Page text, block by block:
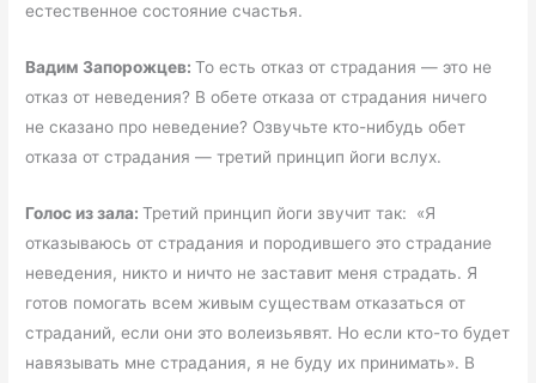
естественное состояние счастья.
Вадим Запорожцев:То есть отказ от страдания — это не
отказ от неведения? В обете отказа от страдания ничего
не сказано про неведение? Озвучьте кто-нибудь обет
отказа от страдания — третий принцип йоги вслух.
Голос из зала:Третий принцип йоги звучит так: «Я
отказываюсь от страдания и породившего это страдание
неведения, никто и ничто не заставит меня страдать. Я
готов помогать всем живым существам отказаться от
страданий, если они это волеизьявят. Но если кто-то будет
навязывать мне страдания, я не буду их принимать». В